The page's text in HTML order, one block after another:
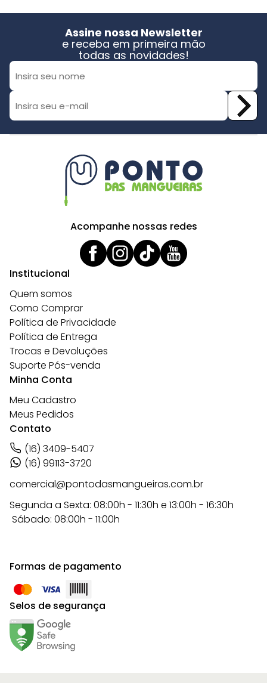
Assine nossa Newsletter
e receba em primeira mão
todas as novidades!
Acompanhe nossas redes
Institucional
Quem somos
Como Comprar
Política de Privacidade
Política de Entrega
Trocas e Devoluções
Suporte Pós-venda
Minha Conta
Meu Cadastro
Meus Pedidos
Contato
(16) 3409-5407
(16) 99113-3720
comercial@pontodasmangueiras.com.br
Segunda a Sexta: 08:00h - 11:30h e 13:00h - 16:30h
Sábado: 08:00h - 11:00h
Formas de pagamento
Selos de segurança